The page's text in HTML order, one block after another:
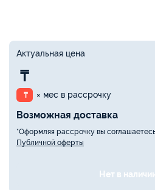
Актуальная цена
₸
₸ × мес в рассрочку
Возможная доставка
*Оформляя рассрочку вы
Публичной оферты
Нет в